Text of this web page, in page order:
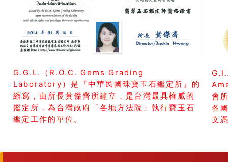
G.G.L.（R.O.C. Gems Grading
Laboratory）是『中華民國珠寶玉石鑑定所』的
縮寫，由所長黃傑齊所建立，是台灣最具權威的
鑑定所，為台灣政府「各地方法院」執行寶玉石
鑑定工作的單位。
會
各
文